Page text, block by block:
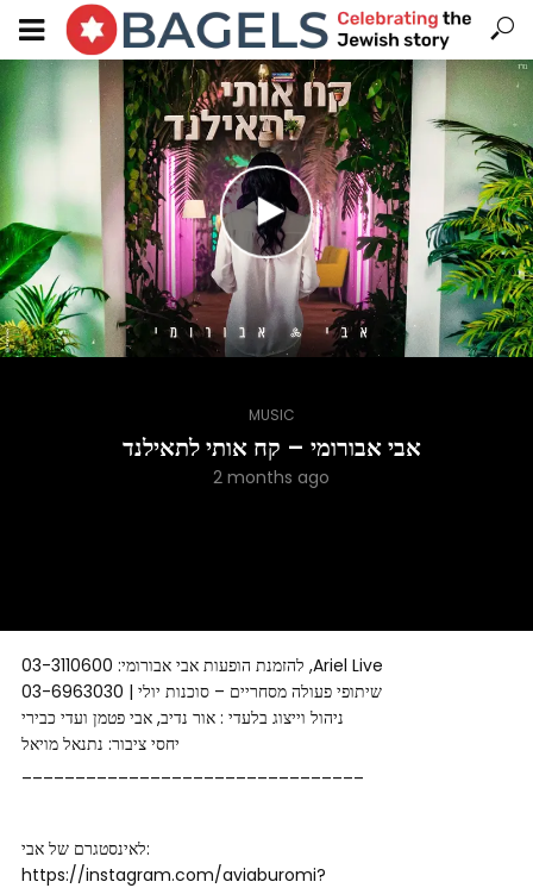
MUSIC
אבי אבורומי – קח אותי לתאילנד
2 months ago
להזמנת הופעות אבי אבורומי: 03-3110600 ,Ariel Live
שיתופי פעולה מסחריים – סוכנות יולי | 03-6963030
ניהול וייצוג בלעדי : אור נדיב, אבי פטמן ועדי כבירי
יחסי ציבור: נתנאל מויאל
לאינסטגרם של אבי:
https://instagram.com/aviaburomi?